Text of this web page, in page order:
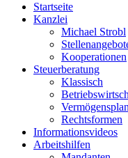
Startseite
Kanzlei
Michael Strobl
Kooperationen
Steuerberatung
Klassisch
Rechtsformen
Informationsvideos
Arbeitshilfen